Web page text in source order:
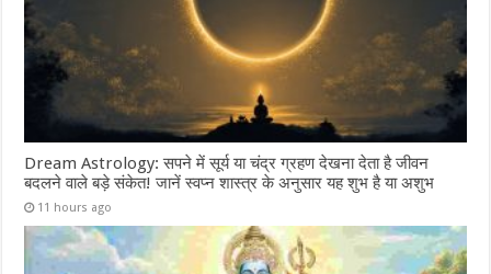
Dream Astrology: सपने में सूर्य या चंद्र ग्रहण देखना देता है जीवन
बदलने वाले बड़े संकेत! जानें स्वप्न शास्त्र के अनुसार यह शुभ है या अशुभ
11 hours ago